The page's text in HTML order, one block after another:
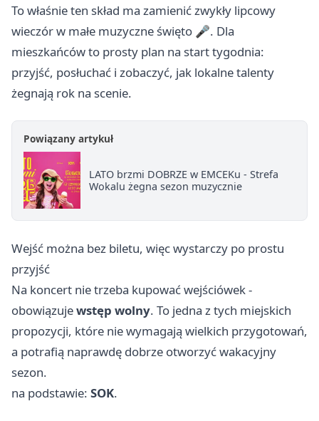
To właśnie ten skład ma zamienić zwykły lipcowy
wieczór w małe muzyczne święto 🎤. Dla
mieszkańców to prosty plan na start tygodnia:
przyjść, posłuchać i zobaczyć, jak lokalne talenty
żegnają rok na scenie.
Powiązany artykuł
LATO brzmi DOBRZE w EMCEKu - Strefa
Wokalu żegna sezon muzycznie
Wejść można bez biletu, więc wystarczy po prostu
przyjść
Na koncert nie trzeba kupować wejściówek -
obowiązujewstęp wolny. To jedna z tych miejskich
propozycji, które nie wymagają wielkich przygotowań,
a potrafią naprawdę dobrze otworzyć wakacyjny
sezon.
na podstawie: SOK.